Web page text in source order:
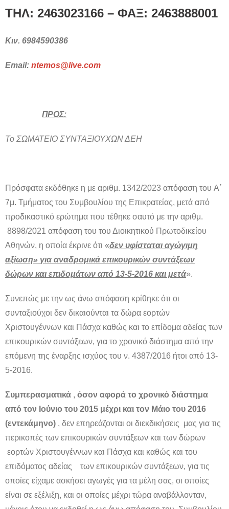
ΤΗΛ: 2463023166 – ΦΑΞ: 2463888001
Κιν. 6984590386
Email: ntemos@live.com
ΠΡΟΣ:
Το ΣΩΜΑΤΕΙΟ ΣΥΝΤΑΞΙΟΥΧΩΝ ΔΕΗ
Πρόσφατα εκδόθηκε η με αριθμ. 1342/2023 απόφαση του A΄
7μ. Τμήματος του Συμβουλίου της Επικρατείας, μετά από
προδικαστικό ερώτημα που τέθηκε σαυτό με την αριθμ.
8898/2021 απόφαση του του Διοικητικού Πρωτοδικείου
Αθηνών, η οποία έκρινε ότι «δεν υφίσταται αγώγιμη
αξίωση» για αναδρομικά επικουρικών συντάξεων
δώρων και επιδομάτων από 13-5-2016 και μετά».
Συνεπώς με την ως άνω απόφαση κρίθηκε ότι οι
συνταξιούχοι δεν δικαιούνται τα δώρα εορτών
Χριστουγέννων και Πάσχα καθώς και το επίδομα αδείας των
επικουρικών συντάξεων, για το χρονικό διάστημα από την
επόμενη της έναρξης ισχύος του ν. 4387/2016 ήτοι από 13-
5-2016.
Συμπερασματικά , όσον αφορά το χρονικό διάστημα
από τον Ιούνιο του 2015 μέχρι και τον Μάιο του 2016
(εντεκάμηνο) , δεν επηρεάζονται οι διεκδικήσεις μας για τις
περικοπές των επικουρικών συντάξεων και των δώρων
εορτών Χριστουγέννων και Πάσχα και καθώς και του
επιδόματος αδείας των επικουρικών συντάξεων, για τις
οποίες είχαμε ασκήσει αγωγές για τα μέλη σας, οι οποίες
είναι σε εξέλιξη, και οι οποίες μέχρι τώρα αναβάλλονταν,